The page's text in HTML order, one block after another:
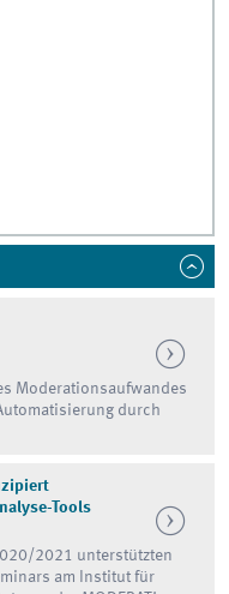
Moderationsaufwandes
durch
Tools
2021 unterstützten
am Institut für